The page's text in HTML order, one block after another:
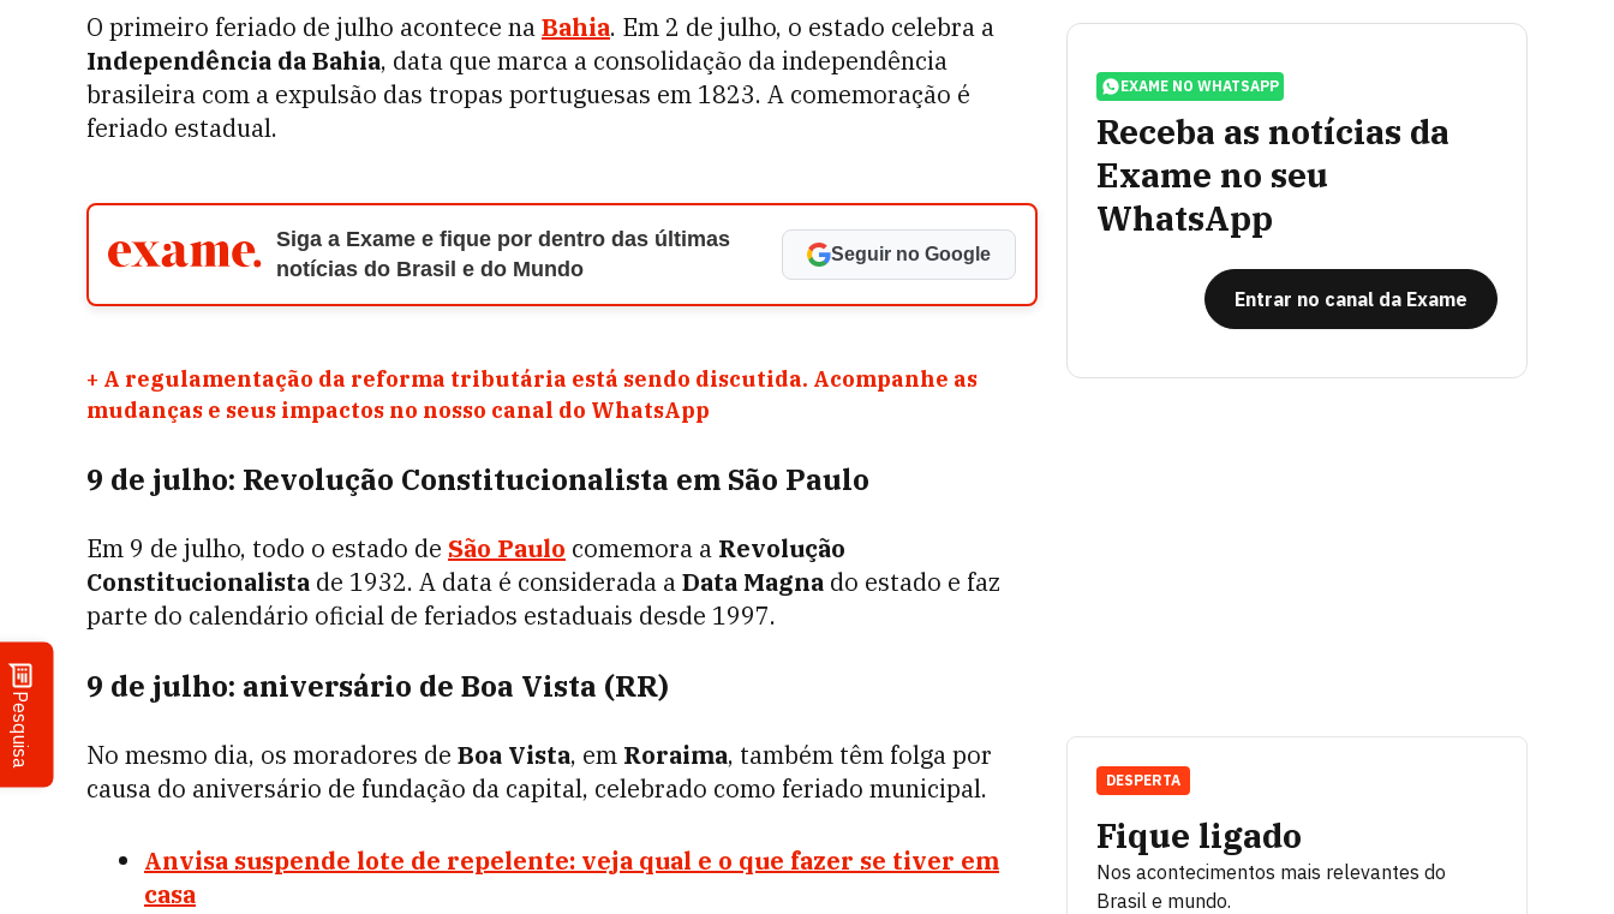
Pesquisa
O primeiro feriado de julho acontece naBahia. Em 2 de julho, o estado celebra a
Independência da Bahia, data que marca a consolidação da independência
brasileira com a expulsão das tropas portuguesas em 1823. A comemoração é
feriado estadual.
Siga a Exame e fique por dentro das últimas
notícias do Brasil e do Mundo
Seguir no Google
+ A regulamentação da reforma tributária está sendo discutida. Acompanhe as
mudanças e seus impactos no nosso canal do WhatsApp
9 de julho: Revolução Constitucionalista em São Paulo
Em 9 de julho, todo o estado de São Paulo comemora a Revolução
Constitucionalista de 1932. A data é considerada aData Magna do estado e faz
parte do calendário oficial de feriados estaduais desde 1997.
9 de julho: aniversário de Boa Vista (RR)
No mesmo dia, os moradores de Boa Vista, em Roraima, também têm folga por
causa do aniversário de fundação da capital, celebrado como feriado municipal.
Anvisa suspende lote de repelente: veja qual e o que fazer se tiver em
casa
EXAME NO WHATSAPP
Receba as notícias da
Exame no seu
WhatsApp
Entrar no canal da Exame
Fique ligado
Nos acontecimentos mais relevantes do
Brasil e mundo.
DESPERTA